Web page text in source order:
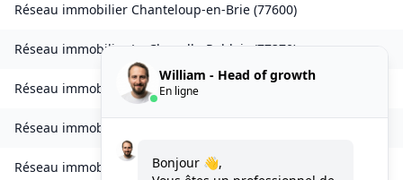
Réseau immobilier Chanteloup-en-Brie (77600)
Réseau immobilier La Chapelle-Rablais (77370)
Réseau immobilierLes Chapelles-Bourbon
Réseau immobilier
Réseau immobilier Charny(77410)
William - Head of growth
En ligne
Bonjour 👋,